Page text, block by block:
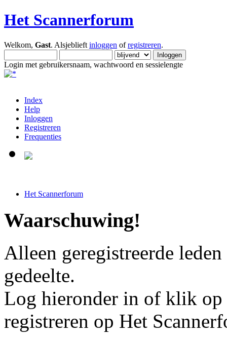
Het Scannerforum
Welkom, Gast. Alsjeblieft inloggen ofregistreren.
Login met gebruikersnaam, wachtwoord en sessielengte
Index
Help
Inloggen
Registreren
Frequenties
Het Scannerforum
Waarschuwing!
Alleen geregistreerde
gedeelte.
Log hieronder in of klik op
registreren op Het